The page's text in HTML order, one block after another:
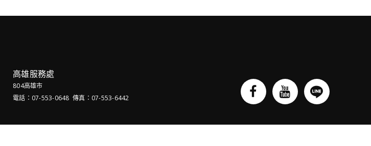
高雄服務處
804高雄市
電話：07-553-0648 傳真：07-553-6442